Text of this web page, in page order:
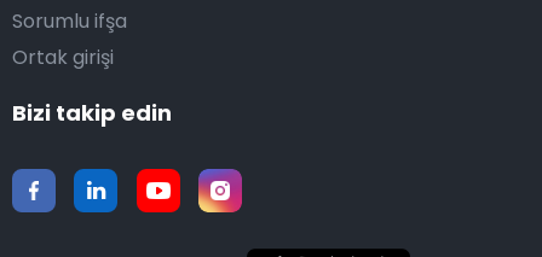
Sorumlu ifşa
Ortak girişi
Bizi takip edin